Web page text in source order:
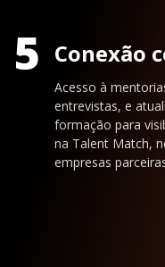
5 Conexão
Acesso à
entrevistas, e
formação para
na Talent Match,
empresas